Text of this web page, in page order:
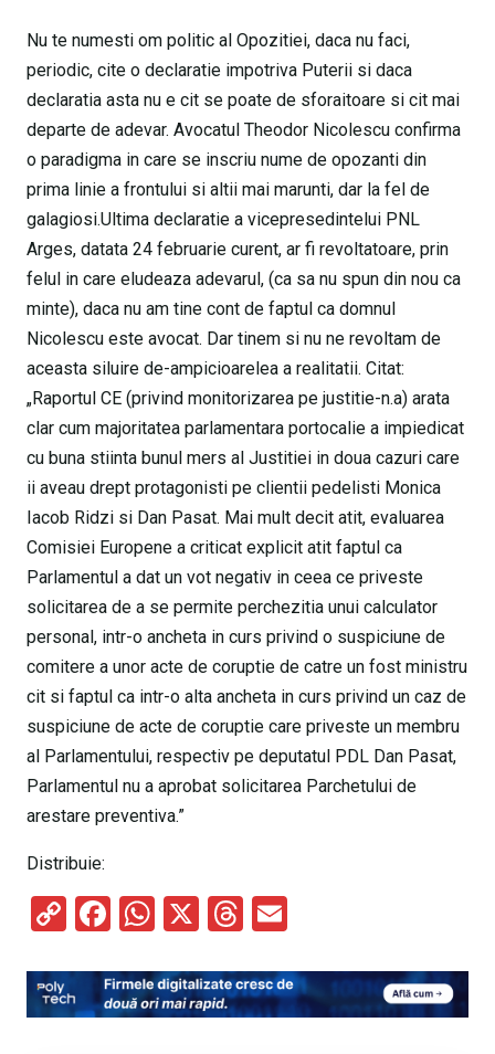
Nu te numesti om politic al Opozitiei, daca nu faci,
periodic, cite o declaratie impotriva Puterii si daca
declaratia asta nu e cit se poate de sforaitoare si cit mai
departe de adevar. Avocatul Theodor Nicolescu confirma
o paradigma in care se inscriu nume de opozanti din
prima linie a frontului si altii mai marunti, dar la fel de
galagiosi.Ultima declaratie a vicepresedintelui PNL
Arges, datata 24 februarie curent, ar fi revoltatoare, prin
felul in care eludeaza adevarul, (ca sa nu spun din nou ca
minte), daca nu am tine cont de faptul ca domnul
Nicolescu este avocat. Dar tinem si nu ne revoltam de
aceasta siluire de-ampicioarelea a realitatii. Citat:
„Raportul CE (privind monitorizarea pe justitie-n.a) arata
clar cum majoritatea parlamentara portocalie a impiedicat
cu buna stiinta bunul mers al Justitiei in doua cazuri care
ii aveau drept protagonisti pe clientii pedelisti Monica
Iacob Ridzi si Dan Pasat. Mai mult decit atit, evaluarea
Comisiei Europene a criticat explicit atit faptul ca
Parlamentul a dat un vot negativ in ceea ce priveste
solicitarea de a se permite perchezitia unui calculator
personal, intr-o ancheta in curs privind o suspiciune de
comitere a unor acte de coruptie de catre un fost ministru
cit si faptul ca intr-o alta ancheta in curs privind un caz de
suspiciune de acte de coruptie care priveste un membru
al Parlamentului, respectiv pe deputatul PDL Dan Pasat,
Parlamentul nu a aprobat solicitarea Parchetului de
arestare preventiva.”
Distribuie:
C
py
Li
F
ce
b
W
at
s
X
T
e
a
ail